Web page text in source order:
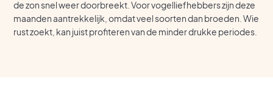
de zon snel weer doorbreekt. Voor vogelliefhebbers zijn deze
maanden aantrekkelijk, omdat veel soorten dan broeden. Wie
rust zoekt, kan juist profiteren van de minder drukke periodes.